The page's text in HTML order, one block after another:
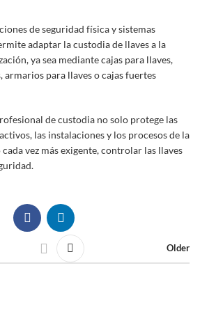
de seguridad física y sistemas
adaptar la custodia de llaves a la
ya sea mediantecajas para llaves,
,armarios para llavesocajas fuertes
de custodia no solo protege las
las instalaciones y los procesos de la
vez más exigente, controlar las llaves
Older